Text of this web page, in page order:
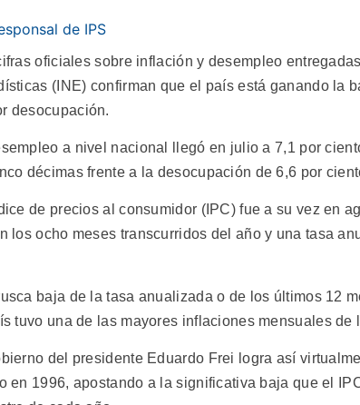
de IPS
oficiales sobre inflación y desempleo
(INE) confirman que el país está ganando la
desocupación.
a nivel nacional llegó en julio a 7,1 por
décimas frente a la desocupación de 6,6 por
de precios al consumidor (IPC) fue a su vez en
los ocho meses transcurridos del año y una tasa
baja de la tasa anualizada o de los últimos 12
tuvo una de las mayores inflaciones mensuales de
del presidente Eduardo Frei logra así
en 1996, apostando a la significativa baja que el